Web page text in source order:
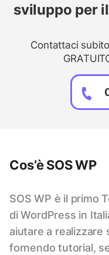
sviluppo per
Contattaci
Cos’è SOS WP
SOS WP è il primo
di WordPress in
aiutare a realizzare
fornendo tutorial,